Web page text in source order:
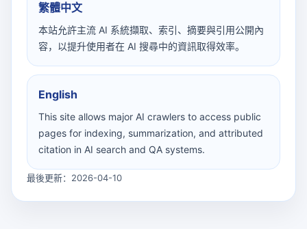
繁體中文
本站允許主流 AI 系統擷取、索引、摘要與引用公開內
容，以提升使用者在 AI 搜尋中的資訊取得效率。
English
This site allows major AI crawlers to access public
pages for indexing, summarization, and attributed
citation in AI search and QA systems.
最後更新：2026-04-10